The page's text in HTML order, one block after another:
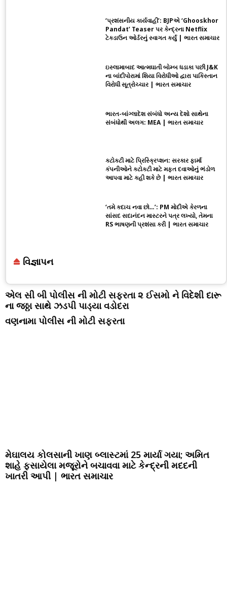
‘પ્રશંસનીય કાર્યવાહી’: BJPએ ‘Ghooskhor
Pandat’ Teaser પર કેન્દ્રના Netflix
ટેકડાઉન ઓર્ડરનું સ્વાગત કર્યું | ભારત સમાચાર
ઇસ્લામાબાદ આત્મઘાતી બોમ્બ ધડાકા પછી J&K
ના બાંદીપોરામાં શિયા વિરોધીઓ દ્વારા પાકિસ્તાન
વિરોધી સૂત્રોચ્ચાર | ભારત સમાચાર
ભારત-બાંગ્લાદેશ સંબંધો અન્ય દેશો સાથેના
સંબંધોથી અલગ: MEA | ભારત સમાચાર
કટોકટી માટે પ્રિસ્ક્રિપ્શન: સરકાર ફાર્મા
કંપનીઓને કટોકટી માટે મફત દવાઓનું ભંડોળ
આપવા માટે કહી શકે છે | ભારત સમાચાર
‘તમે કદાચ નવા છો…’: PM મોદીએ કેરળના
સાંસદ સદાનંદન માસ્ટરને પત્ર લખ્યો, તેમના
RS ભાષણની પ્રશંસા કરી | ભારત સમાચાર
વિજ્ઞાપન
એલ સી બી પોલીસ ની મોટી સફરતા ૨ ઈસમો ને વિદેશી દારૂ
ના જઠ્ઠા સાથે ઝડપી પાડ્યા વડોદરા
વણનામા પોલીસ ની મોટી સફરતા
મેઘાલય કોલસાની ખાણ બ્લાસ્ટમાં 25 માર્યા ગયા; અમિત
શાહે ફસાયેલા મજૂરોને બચાવવા માટે કેન્દ્રની મદદની
ખાતરી આપી | ભારત સમાચાર